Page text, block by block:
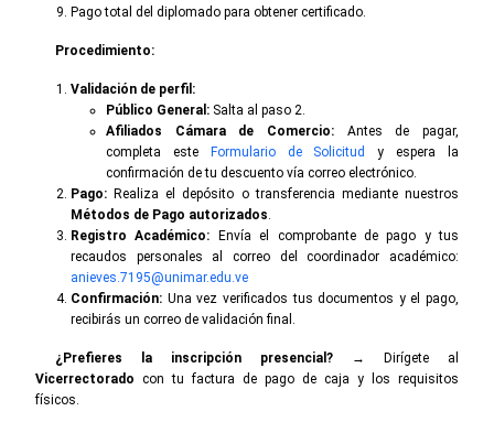
Pago total del diplomado para obtener certificado.
Procedimiento:
Validación de perfil:
Público General: Salta al paso 2.
Afiliados Cámara de Comercio: Antes de pagar,
completa este
Formulario de Solicitud
y espera la
confirmación de tu descuento vía correo electrónico.
Pago: Realiza el depósito o transferencia mediante nuestros
Métodos de Pago autorizados.
Registro Académico: Envía el comprobante de pago y tus
recaudos personales al correo del coordinador académico:
anieves.7195@unimar.edu.ve
Confirmación: Una vez verificados tus documentos y el pago,
recibirás un correo de validación final.
¿Prefieres la inscripción presencial? → Dirígete al
Vicerrectorado con tu factura de pago de caja y los requisitos
físicos.